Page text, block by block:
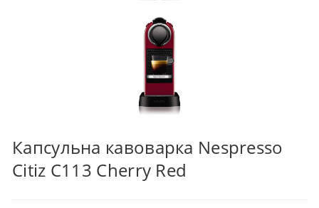
Капсульна кавоварка Nespresso
Citiz C113 Cherry Red